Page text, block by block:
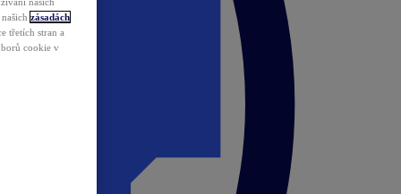
zásadách
třetích stran a
cookie v